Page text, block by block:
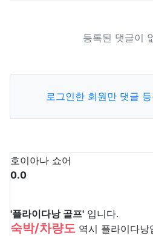
등록된 댓글이
로그인한 회원만 댓글
호이아나 쇼어
0.0
'플라이다낭 골프' 입니다.
숙박/차량도 역시 플라이다낭